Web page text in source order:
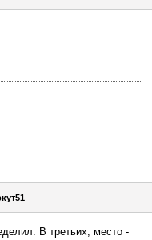
В третьих, место -